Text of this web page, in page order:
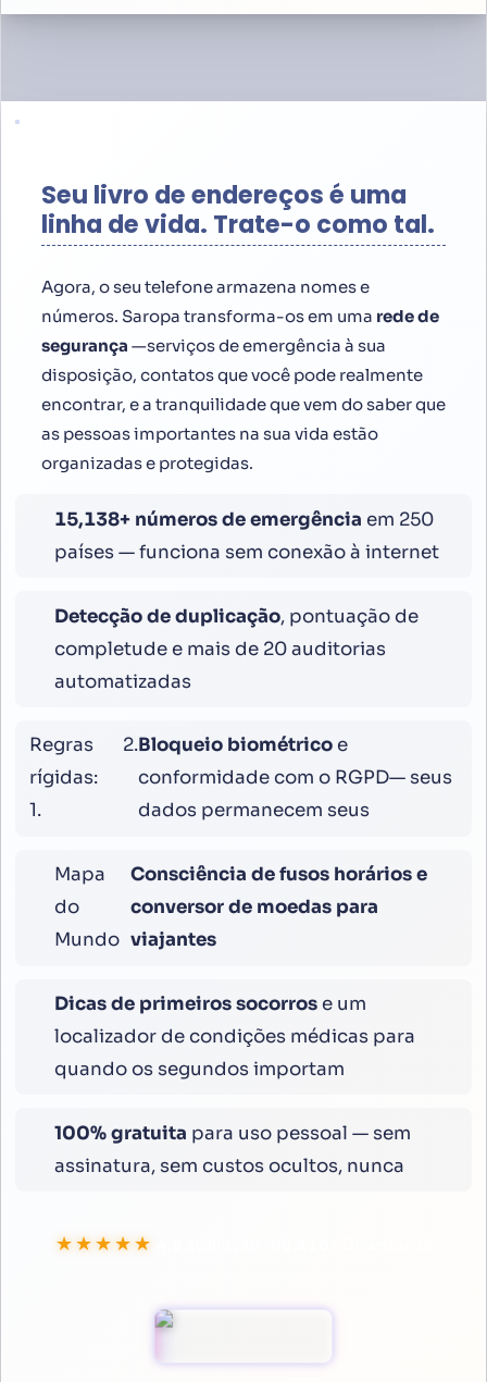
Seu livro de endereços é uma
linha de vida. Trate-o como tal.
Agora, o seu telefone armazena nomes e
números. Saropa transforma-os em uma rede de
segurança —serviços de emergência à sua
disposição, contatos que você pode realmente
encontrar, e a tranquilidade que vem do saber que
as pessoas importantes na sua vida estão
organizadas e protegidas.
16,800+ números de emergência em 250
países — funciona sem conexão à internet
Detecção de duplicação, pontuação de
completude e mais de 20 auditorias
automatizadas
Regras
rígidas:
1.
2.Bloqueio biométricoe
conformidade com o RGPD— seus
dados permanecem seus
Mapa
do
Mundo
Consciência de fusos horários e
conversor de moedas para
viajantes
Dicas de primeiros socorrose um
localizador de condições médicas para
quando os segundos importam
100% gratuita para uso pessoal — sem
assinatura, sem custos ocultos, nunca
★★★★★